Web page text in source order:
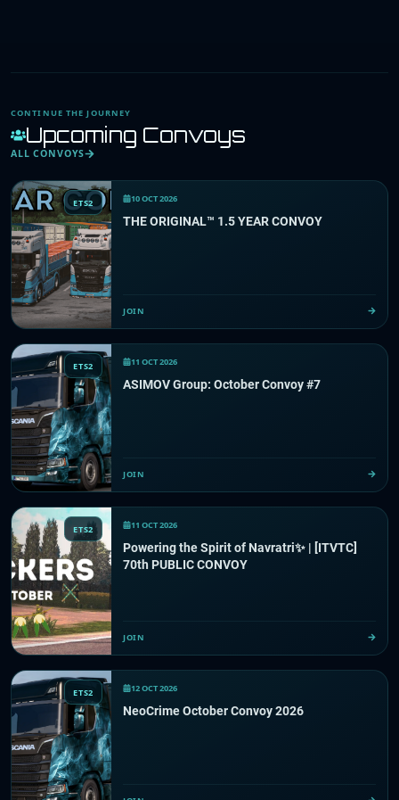
CONTINUE THE JOURNEY
Upcoming Convoys
ALL CONVOYS
ETS2 10 OCT 2026
THE ORIGINAL™ 1.5 YEAR CONVOY
JOIN
ETS2 11 OCT 2026
ASIMOV Group: October Convoy #7
JOIN
ETS2 11 OCT 2026
Powering the Spirit of Navratri✨️ | [ITVTC]
70th PUBLIC CONVOY
JOIN
ETS2 12 OCT 2026
NeoCrime October Convoy 2026